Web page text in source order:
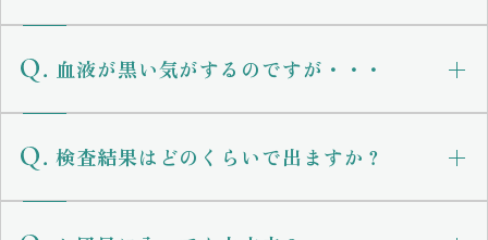
血液が黒い気がするのですが・・・
検査結果はどのくらいで出ますか？